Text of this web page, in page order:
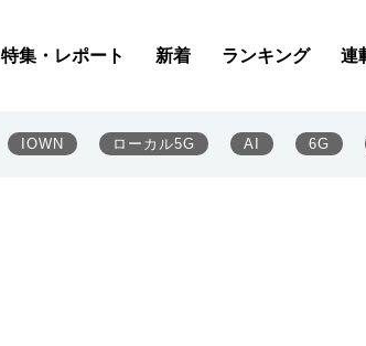
特集・レポート 新着 ランキング 連
IOWN ローカル5G AI 6G